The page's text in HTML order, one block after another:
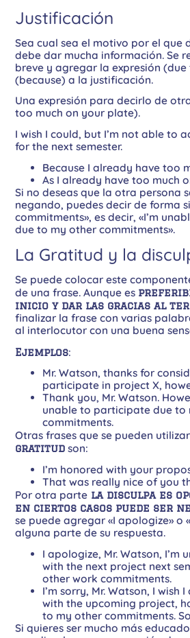
Justificación
Sea cual sea el motivo por el que
debe dar mucha información. Se
breve y agregar la expresión (due
(because) a la justificación.
Una expresión para decirlo de
too much on your plate).
I wish I could, but I’m not able to
for the next semester.
Because I already have too
As I already have too much
Si no deseas que la otra persona
negando, puedes decir de forma
commitments», es decir, «I’m
due to my other commitments».
La Gratitud y la
Se puede colocar este
de una frase. Aunque es
inicio y dar las gracias al
finalizar la frase con varias
al interlocutor con una buena
Ejemplos:
Mr. Watson, thanks for
participate in project X,
Thank you, Mr. Watson.
unable to participate due to
commitments.
Otras frases que se pueden
gratitud son:
I’m honored with your
That was really nice of you
Por otra parte la disculpa es
en ciertos casos puede ser
se puede agregar «I apologize» o
alguna parte de su respuesta.
I apologize, Mr. Watson,
with the next project next
other work commitments.
I’m sorry, Mr. Watson, I
with the upcoming project,
to my other commitments.
Si quieres ser mucho más